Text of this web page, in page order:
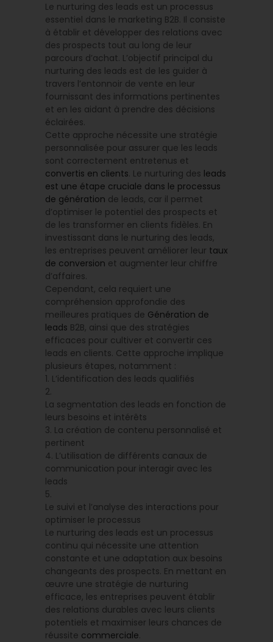
Le nurturing des leads est un processus
essentiel dans le marketing B2B. Il consiste
à établir et développer des relations avec
des prospects tout au long de leur
parcours d’achat. L’objectif principal du
nurturing des leads est de les guider à
travers l’entonnoir de vente en leur
fournissant des informations pertinentes
et en les aidant à prendre des décisions
éclairées.
Cette approche nécessite une stratégie
personnalisée pour assurer que les leads
sont correctement entretenus et
convertis en clients. Le nurturing des leads
est une étape cruciale dans le processus
de génération de leads, car il permet
d’optimiser le potentiel des prospects et
de les transformer en clients fidèles. En
investissant dans le nurturing des leads,
les entreprises peuvent améliorer leur taux
de conversion et augmenter leur chiffre
d’affaires.
Cependant, cela requiert une
compréhension approfondie des
meilleures pratiques de Génération de
leads B2B, ainsi que des stratégies
efficaces pour cultiver et convertir ces
leads en clients. Cette approche implique
plusieurs étapes, notamment :
1. L’identification des leads qualifiés
2.
La segmentation des leads en fonction de
leurs besoins et intérêts
3. La création de contenu personnalisé et
pertinent
4. L’utilisation de différents canaux de
communication pour interagir avec les
leads
5.
Le suivi et l’analyse des interactions pour
optimiser le processus
Le nurturing des leads est un processus
continu qui nécessite une attention
constante et une adaptation aux besoins
changeants des prospects. En mettant en
œuvre une stratégie de nurturing
efficace, les entreprises peuvent établir
des relations durables avec leurs clients
potentiels et maximiser leurs chances de
réussite commerciale.